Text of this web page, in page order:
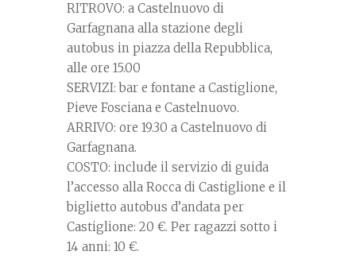
RITROVO: a Castelnuovo di
Garfagnana alla stazione degli
autobus in piazza della Repubblica,
alle ore 15.00
SERVIZI: bar e fontane a Castiglione,
Pieve Fosciana e Castelnuovo.
ARRIVO: ore 19.30 a Castelnuovo di
Garfagnana.
COSTO: include il servizio di guida
l’accesso alla Rocca di Castiglione e il
biglietto autobus d’andata per
Castiglione: 20 €. Per ragazzi sotto i
14 anni: 10 €.